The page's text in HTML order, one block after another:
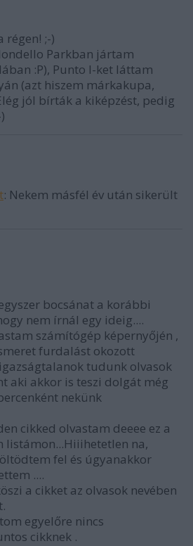
régen! ;-)
Parkban jártam
:P), Punto I-ket láttam
(azt hiszem márkakupa,
jól bírták a kiképzést, pedig
: Nekem másfél év után sikerült
bocsánat a korábbi
nem írnál egy ideig....
számítógép képernyőjén ,
furdalást okozott
tudunk olvasok
aki akkor is teszi dolgát még
nekünk
cikked olvastam deeee ez a
listámon...Hiiihetetlen na,
fel és úgyanakkor
....
a cikket az olvasok nevében
egyelőre nincs
cikknek .